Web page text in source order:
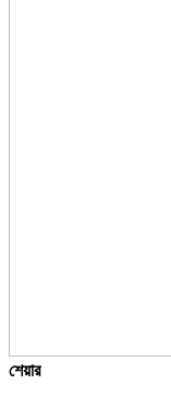
শেয়ার